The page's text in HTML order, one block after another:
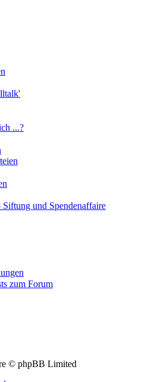
...?
und Spendenaffaire
zum Forum
© phpBB Limited